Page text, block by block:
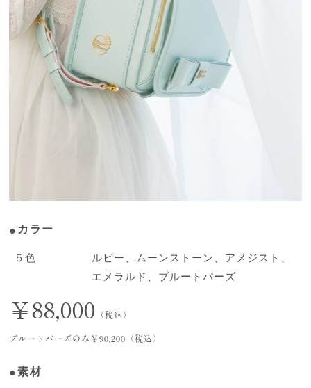
カラー
５色
ルビー、ムーンストーン、アメジスト、
エメラルド、ブルートパーズ
￥88,000 （税込）
ブルートパーズのみ￥90,200（税込）
素材